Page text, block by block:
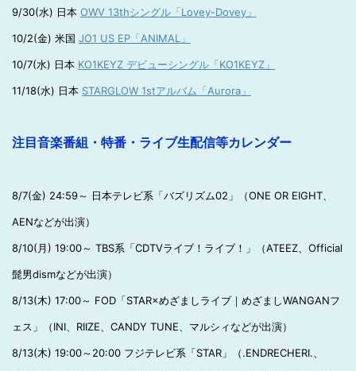
9/30(水) 日本 OWV 13thシングル「Lovey-Dovey」
10/2(金) 米国 JO1 US EP「ANIMAL」
10/7(水) 日本 KO1KEYZ デビューシングル「KO1KEYZ」
11/18(水) 日本 STARGLOW 1stアルバム「Aurora」
注目音楽番組・特番・ライブ生配信等カレンダー
8/7(金) 24:59～ 日本テレビ系「バズリズム02」（ONE OR EIGHT、
AENなどが出演）
8/10(月) 19:00～ TBS系「CDTVライブ！ライブ！」（ATEEZ、Official
髭男dismなどが出演）
8/13(木) 17:00～ FOD「STAR×めざましライブ｜めざましWANGANフ
ェス」（INI、RIIZE、CANDY TUNE、マルシィなどが出演）
8/13(木) 19:00～20:00 フジテレビ系「STAR」（.ENDRECHERI.、